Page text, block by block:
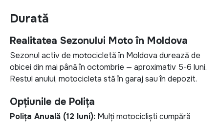
Durată
Realitatea Sezonului Moto în Moldova
Sezonul activ de motocicletă în Moldova durează de
obicei din mai până în octombrie — aproximativ 5-6 luni.
Restul anului, motocicleta stă în garaj sau în depozit.
Opțiunile de Polița
Polița Anuală (12 luni): Mulți motocicliști cumpără